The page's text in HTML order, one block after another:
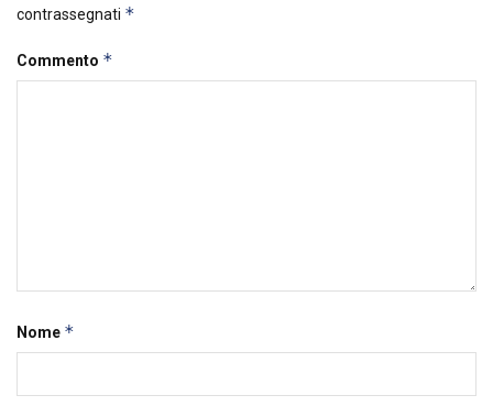
contrassegnati *
Commento *
Nome *